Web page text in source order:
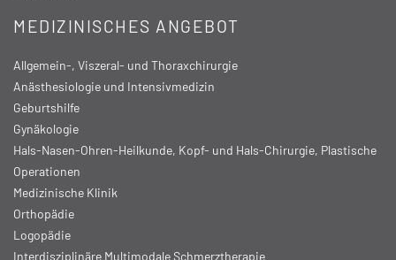
MEDIZINISCHES ANGEBOT
Allgemein-, Viszeral- und Thoraxchirurgie
Anästhesiologie und Intensivmedizin
Geburtshilfe
Gynäkologie
Hals-Nasen-Ohren-Heilkunde, Kopf- und Hals-Chirurgie, Plastische
Operationen
Medizinische Klinik
Orthopädie
Logopädie
Interdisziplinäre Multimodale Schmerztherapie